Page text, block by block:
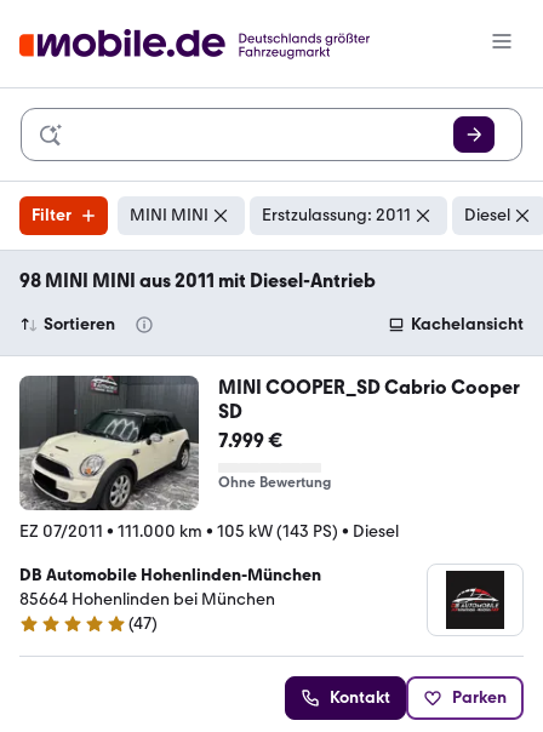
Filter MINI MINI Erstzulassung: 2011 Diesel
98 MINI MINI aus 2011 mit Diesel-Antrieb
Sortieren Kachelansicht
MINI COOPER_SD Cabrio Cooper
SD
7.999 €
Ohne Bewertung
EZ 07/2011 • 111.000 km • 105 kW (143 PS) • Diesel
DB Automobile Hohenlinden-München
85664 Hohenlinden bei München
4.8 Sterne
(47)
Kontakt Parken